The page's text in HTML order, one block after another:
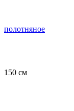
полотняное
150 см